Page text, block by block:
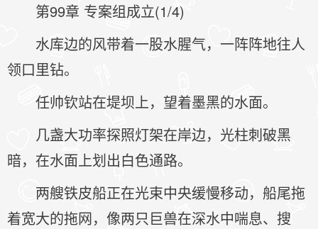
第99章 专案组成立(1/4)
水库边的风带着一股水腥气，一阵阵地往人
领口里钻。
任帅钦站在堤坝上，望着墨黑的水面。
几盏大功率探照灯架在岸边，光柱刺破黑
暗，在水面上划出白色通路。
两艘铁皮船正在光束中央缓慢移动，船尾拖
着宽大的拖网，像两只巨兽在深水中喘息、搜